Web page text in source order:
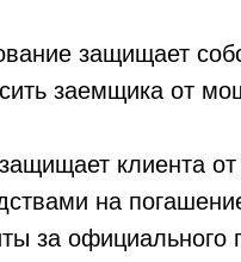
защищает
заемщика от
клиента
на
за официального